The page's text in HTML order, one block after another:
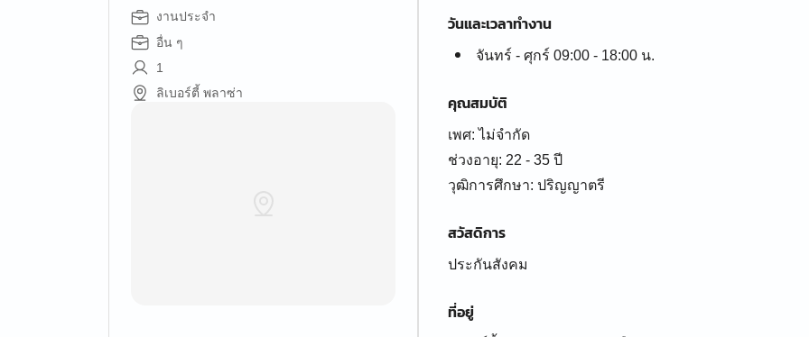
งานประจำ
อื่น ๆ
1
ลิเบอร์ตี้ พลาซ่า
วันและเวลาทำงาน
จันทร์ - ศุกร์ 09:00 - 18:00 น.
คุณสมบัติ
เพศ: ไม่จำกัด
ช่วงอายุ: 22 - 35 ปี
สวัสดิการ
ประกันสังคม
ที่อยู่